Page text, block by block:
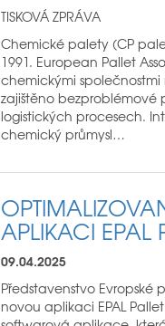
TISKOVÁ ZPRÁVA
Chemické palety (CP
1991. European Pallet
chemickými
zajištěno bezproblémové
logistických procesech.
chemický průmysl…
APLIKACI EPAL
09.04.2025
Představenstvo Evropské
novou aplikaci EPAL